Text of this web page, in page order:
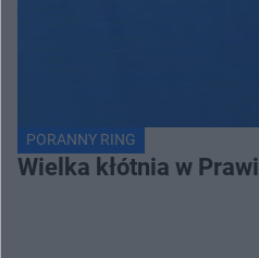
PORANNY RING
Wielka kłótnia w